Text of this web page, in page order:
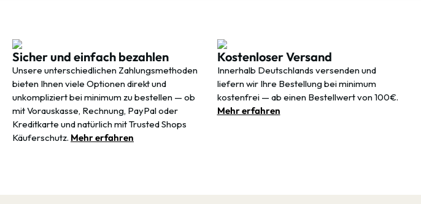
Sicher und einfach bezahlen
Unsere unterschiedlichen Zahlungsmethoden
bieten Ihnen viele Optionen direkt und
unkompliziert bei minimum zu bestellen — ob
mit Vorauskasse, Rechnung, PayPal oder
Kreditkarte und natürlich mit Trusted Shops
Käuferschutz. Mehr erfahren
Kostenloser Versand
Innerhalb Deutschlands versenden und
liefern wir Ihre Bestellung bei minimum
kostenfrei — ab einen Bestellwert von 100€.
Mehr erfahren